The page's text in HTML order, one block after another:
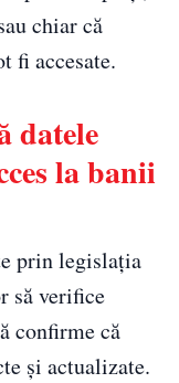
chiar că
fi accesate.
datele
la banii
prin legislația
să verifice
confirme că
și actualizate.